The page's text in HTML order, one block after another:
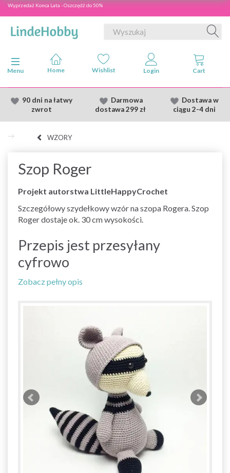
Wyprzedaż Konca Lata - Oszczędź do 50%
Przełącz nawigację
Menu
90 dni na łatwy
zwrot
Darmowa
dostawa299 zł
Dostawaw
ciągu 2-4 dni
WZORY
Szop Roger
Projekt autorstwa LittleHappyCrochet
Szczegółowy szydełkowy wzór na szopa Rogera. Szop
Roger dostaje ok. 30 cm wysokości.
Przepis jest przesyłany
cyfrowo
Zobacz pełny opis